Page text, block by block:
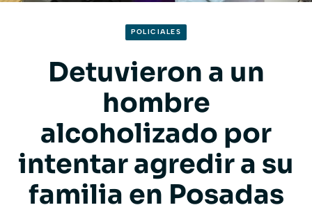
POLICIALES
Detuvieron a un
hombre
alcoholizado por
intentar agredir a su
familia en Posadas